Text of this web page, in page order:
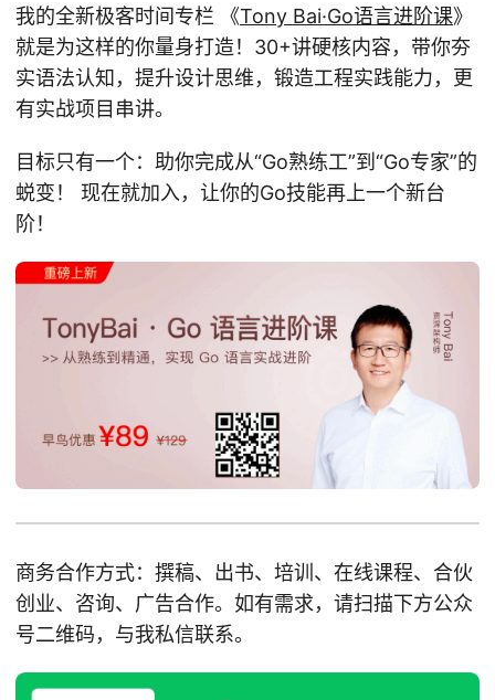
我的全新极客时间专栏 《Tony Bai·Go语言进阶课》
就是为这样的你量身打造！30+讲硬核内容，带你夯
实语法认知，提升设计思维，锻造工程实践能力，更
有实战项目串讲。
目标只有一个：助你完成从“Go熟练工”到“Go专家”的
蜕变！ 现在就加入，让你的Go技能再上一个新台
阶！
商务合作方式：撰稿、出书、培训、在线课程、合伙
创业、咨询、广告合作。如有需求，请扫描下方公众
号二维码，与我私信联系。